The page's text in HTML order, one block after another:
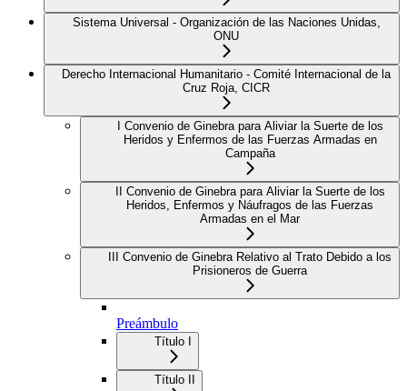
Sistema Universal - Organización de las Naciones Unidas,
ONU
Derecho Internacional Humanitario - Comité Internacional de la
Cruz Roja, CICR
I Convenio de Ginebra para Aliviar la Suerte de los
Heridos y Enfermos de las Fuerzas Armadas en
Campaña
II Convenio de Ginebra para Aliviar la Suerte de los
Heridos, Enfermos y Náufragos de las Fuerzas
Armadas en el Mar
III Convenio de Ginebra Relativo al Trato Debido a los
Prisioneros de Guerra
Preámbulo
Título I
Título II